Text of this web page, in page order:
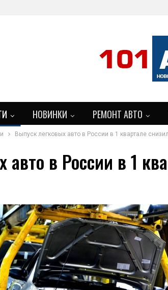
НОВИНКИ РЕМОНТ АВТО
Выпуск легковых авто в России в 1 квартале
в России в 1